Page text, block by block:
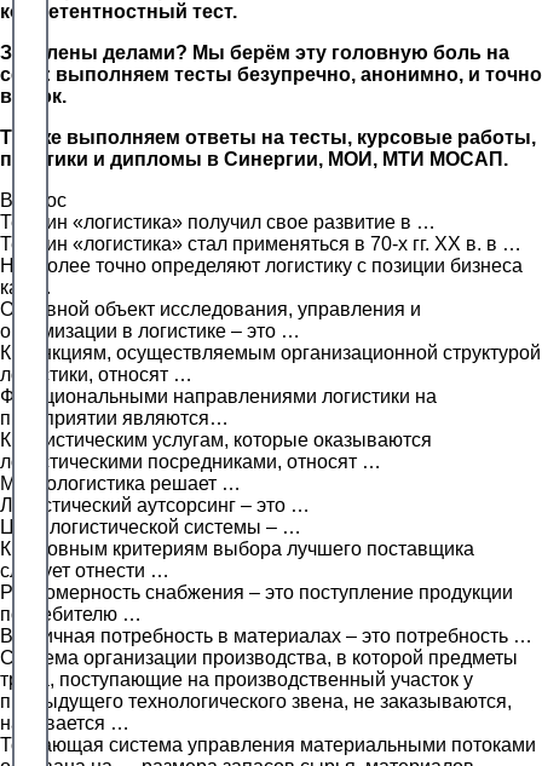
компетентностный тест.
Завалены делами? Мы берём эту головную боль на
себя: выполняем тесты безупречно, анонимно, и точно
в срок.
Так же выполняем ответы на тесты, курсовые работы,
практики и дипломы в Синергии, МОИ, МТИ МОСАП.
Вопрос
Термин «логистика» получил свое развитие в …
Термин «логистика» стал применяться в 70-х гг. XX в. в …
Наиболее точно определяют логистику с позиции бизнеса
как …
Основной объект исследования, управления и
оптимизации в логистике – это …
К функциям, осуществляемым организационной структурой
логистики, относят …
Функциональными направлениями логистики на
предприятии являются…
К логистическим услугам, которые оказываются
логистическими посредниками, относят …
Макрологистика решает …
Логистический аутсорсинг – это …
Цель логистической системы – …
К основным критериям выбора лучшего поставщика
следует отнести …
Равномерность снабжения – это поступление продукции
потребителю …
Вторичная потребность в материалах – это потребность …
Система организации производства, в которой предметы
труда, поступающие на производственный участок у
предыдущего технологического звена, не заказываются,
называется …
Толкающая система управления материальными потоками